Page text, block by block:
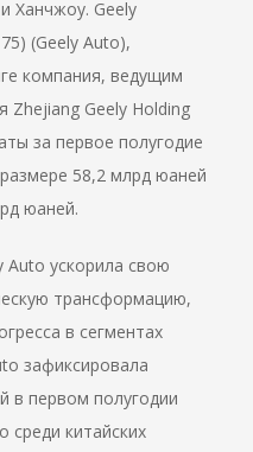
Ханчжоу. Geely
(Geely Auto),
компания, ведущим
Zhejiang Geely Holding
за первое полугодие
58,2 млрд юаней
юаней.
Auto ускорила свою
трансформацию,
в сегментах
зафиксировала
в первом полугодии
среди китайских